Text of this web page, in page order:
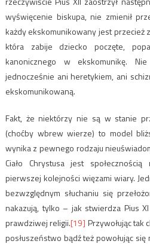
wyświęcenie biskupa, nie zmienił
każdy ekskomunikowany jest przecież
która zabije dziecko poczęte,
kanonicznego w ekskomunikę.
jednocześnie ani heretykiem, ani
ekskomunikowaną.
Fakt, że niektórzy nie są w stanie
(choćby wbrew wierze) to model
wynika z pewnego rodzaju
Ciało Chrystusa jest
pierwszej kolejności więzami wiary.
bezwzględnym słuchaniu się
nakazują, tylko – jak stwierdza Pius
prawdziwej religii.[19] Przywołując tak
posłuszeństwo bądź też powołując